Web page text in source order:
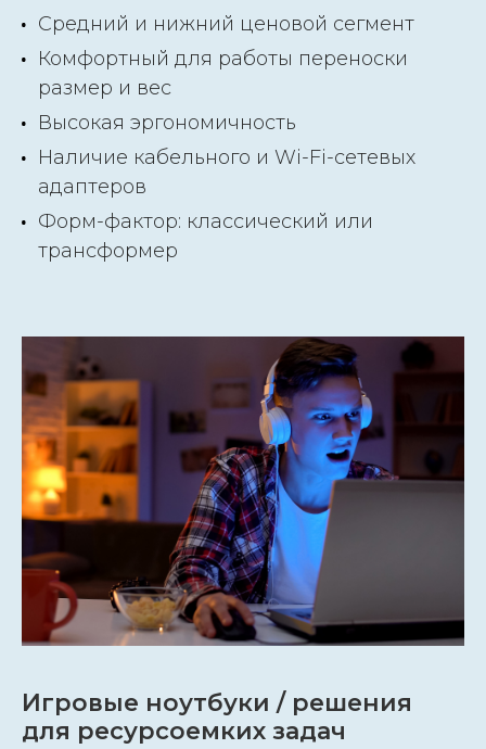
Средний и нижний ценовой сегмент
Комфортный для работы переноски
размер и вес
Высокая эргономичность
Наличие кабельного и Wi-Fi-сетевых
адаптеров
Форм-фактор: классический или
трансформер
Игровые ноутбуки / решения
для ресурсоемких задач